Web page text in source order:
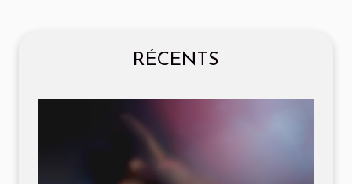
RÉCENTS